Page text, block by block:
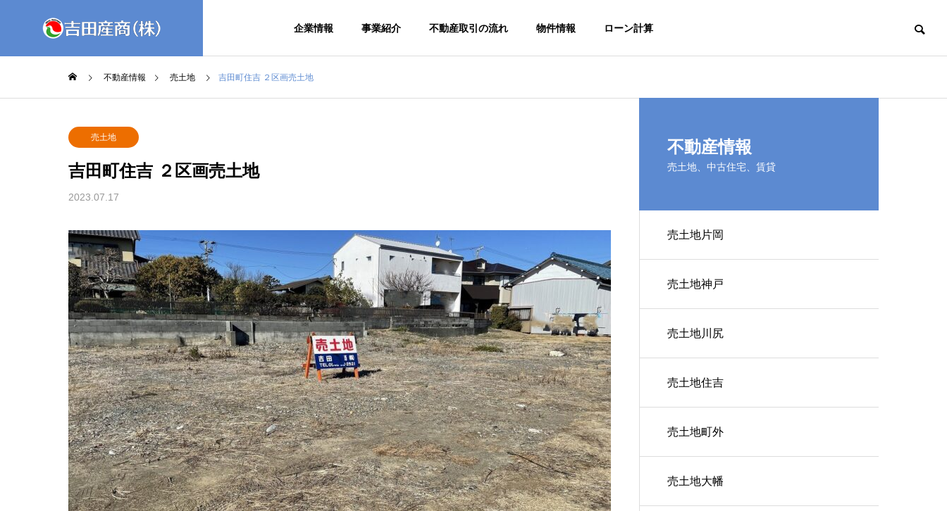
企業情報 事業紹介 不動産取引の流れ 物件情報 ローン計算
会社情報
吉田産商の会社情報を
ご紹介します！
開発実績
事業紹介
吉田産商の事業をご紹
不動産開発、仲介業
Realestates
養鰻飼料（鰻の餌）の販売
For Iocal business
各種損害保険の取り扱い
不動産情報 売土地 吉田町住吉 ２区画売土地
売土地
吉田町住吉 ２区画売土地
2023.07.17
不動産情報
売土地、中古住宅、賃貸
売土地片岡
売土地神戸
売土地川尻
売土地住吉
売土地町外
売土地大幡